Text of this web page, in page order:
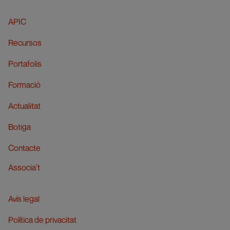
APIC
Recursos
Portafolis
Formació
Actualitat
Botiga
Contacte
Associa’t
Avís legal
Política de privacitat